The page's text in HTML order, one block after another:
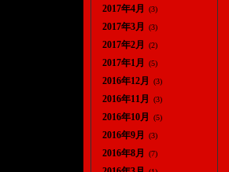
2017年4月 (3)
2017年3月 (3)
2017年2月 (2)
2017年1月 (5)
2016年12月 (3)
2016年11月 (3)
2016年10月 (5)
2016年9月 (3)
2016年8月 (7)